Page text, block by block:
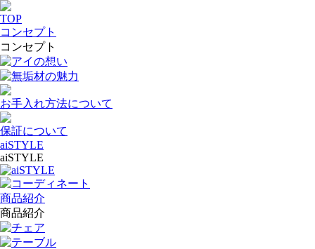
TOP
コンセプト
コンセプト
アイの想い
無垢材の魅力
お手入れ方法について
保証について
aiSTYLE
aiSTYLE
aiSTYLE
コーディネート
商品紹介
商品紹介
チェア
テーブル